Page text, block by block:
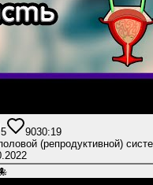
5 9030:19
(репродуктивной)